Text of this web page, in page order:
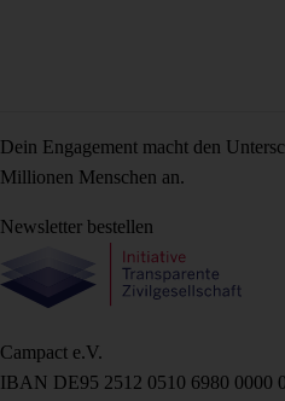
Dein Engagement macht den
Millionen Menschen an.
Newsletter bestellen
Campact e.V.
IBAN DE95 2‍5‍1‍2 0‍5‍1‍0 6‍9‍8‍0 0‍0‍0‍0